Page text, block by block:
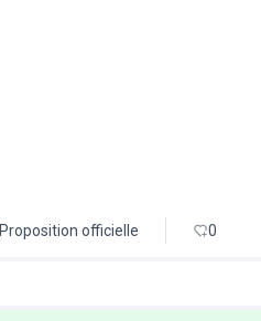
Proposition officielle 0